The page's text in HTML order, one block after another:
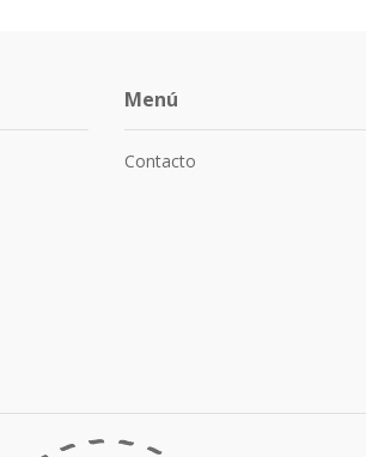
Menú
Contacto